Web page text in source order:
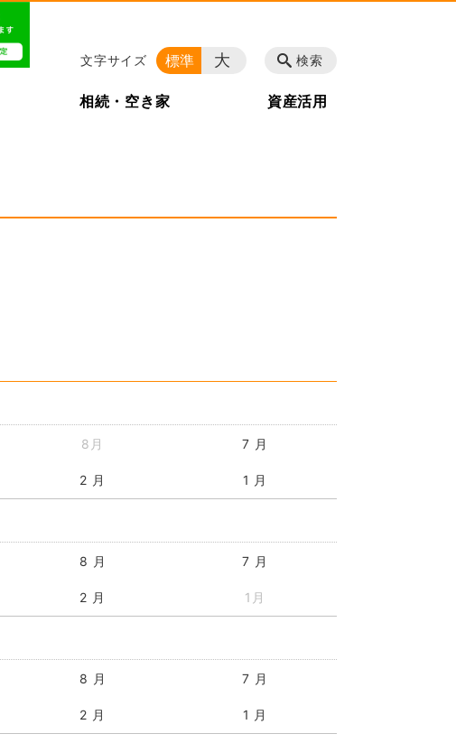
相続・空き家 資産活用
検索
文字サイズ 標準 大
8月 7 月
2 月 1 月
8 月 7 月
2 月 1月
8 月 7 月
2 月 1 月